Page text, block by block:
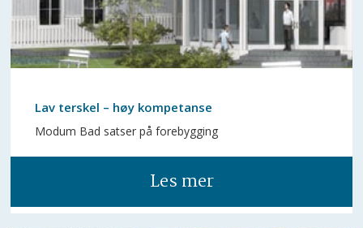
Lav terskel – høy kompetanse
Modum Bad satser på forebygging
Les mer